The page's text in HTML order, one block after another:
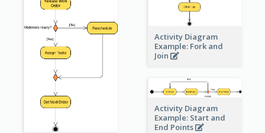
Activity Diagram
Example: Fork and
Join
Activity Diagram
Example: Start and
End Points